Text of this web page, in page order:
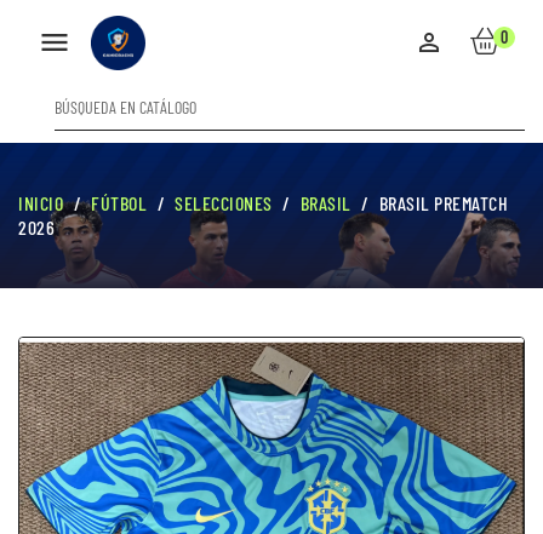
 0

INICIO FÚTBOL SELECCIONES BRASIL
BRASIL PREMATCH
2026